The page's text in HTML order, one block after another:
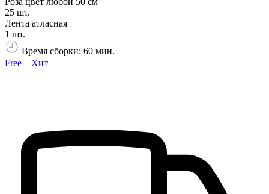
25 шт.
Лента атласная
1 шт.
Время сборки: 60 мин.
Free
Хит